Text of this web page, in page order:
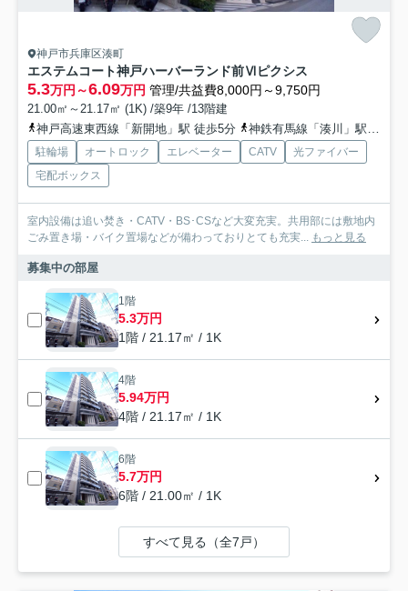
神戸市兵庫区湊町
エステムコート神戸ハーバーランド前Ⅵピクシス
5.3万円～6.09万円 管理/共益費8,000円～9,750円
21.00㎡～21.17㎡ (1K) /築9年 /13階建
神戸高速東西線「新開地」駅 徒歩5分
神鉄有馬線「湊川」駅 徒歩10分
駐輪場 オートロック エレベーター CATV
光ファイバー
宅配ボックス
室内設備は追い焚き・CATV・BS･CSなど大変充実。共用部には敷地内
ごみ置き場・バイク置場などが備わっておりとても充実... もっと見る
募集中の部屋
1階
5.3万円
1階 / 21.17㎡ / 1K
4階
5.94万円
4階 / 21.17㎡ / 1K
6階
5.7万円
6階 / 21.00㎡ / 1K
すべて見る（全7戸）